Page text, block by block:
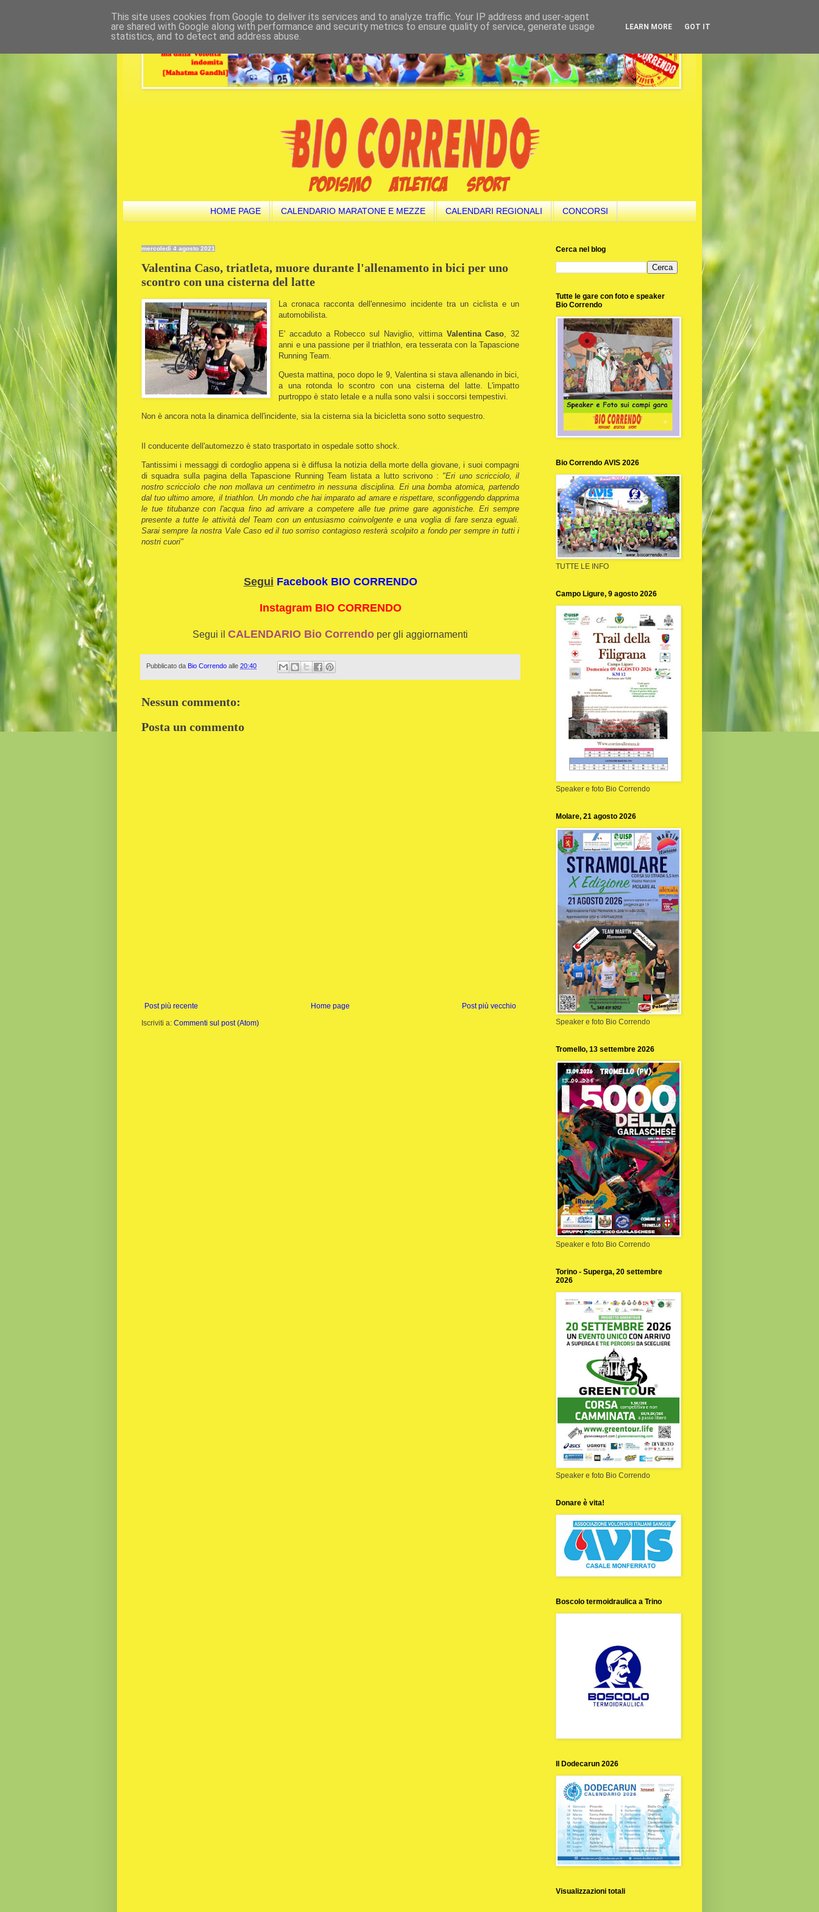
HOME PAGE CALENDARIO MARATONE E MEZZE CALENDARI REGIONALI CONCORSI
mercoledì 4 agosto 2021
Valentina Caso, triatleta, muore durante l'allenamento in bici per uno
scontro con una cisterna del latte
La cronaca racconta dell'ennesimo incidente tra un ciclista e un
automobilista.
E' accaduto a Robecco sul Naviglio, vittima Valentina Caso, 32
anni e una passione per il triathlon, era tesserata con la Tapascione
Running Team.
Questa mattina, poco dopo le 9, Valentina si stava allenando in bici,
a una rotonda lo scontro con una cisterna del latte. L'impatto
purtroppo è stato letale e a nulla sono valsi i soccorsi tempestivi.
Non è ancora nota la dinamica dell'incidente, sia la cisterna sia la bicicletta sono sotto sequestro.
Il conducente dell'automezzo è stato trasportato in ospedale sotto shock.
Tantissimi i messaggi di cordoglio appena si è diffusa la notizia della morte della giovane, i suoi compagni
di squadra sulla pagina della Tapascione Running Team listata a lutto scrivono : "Eri uno scricciolo, il
nostro scricciolo che non mollava un centimetro in nessuna disciplina. Eri una bomba atomica, partendo
dal tuo ultimo amore, il triathlon. Un mondo che hai imparato ad amare e rispettare, sconfiggendo dapprima
le tue titubanze con l'acqua fino ad arrivare a competere alle tue prime gare agonistiche. Eri sempre
presente a tutte le attività del Team con un entusiasmo coinvolgente e una voglia di fare senza eguali.
Sarai sempre la nostra Vale Caso ed il tuo sorriso contagioso resterà scolpito a fondo per sempre in tutti i
nostri cuori"
Segui Facebook BIO CORRENDO
Instagram BIO CORRENDO
Segui il CALENDARIO Bio Correndo per gli aggiornamenti
Pubblicato da Bio Correndo alle 20:40
Nessun commento:
Posta un commento
Post più recente Post più vecchio
Home page
Iscriviti a: Commenti sul post (Atom)
Cerca nel blog
Tutte le gare con foto e speaker
Bio Correndo
Bio Correndo AVIS 2026
TUTTE LE INFO
Campo Ligure, 9 agosto 2026
Speaker e foto Bio Correndo
Molare, 21 agosto 2026
Speaker e foto Bio Correndo
Tromello, 13 settembre 2026
Speaker e foto Bio Correndo
Torino - Superga, 20 settembre
2026
Speaker e foto Bio Correndo
Donare è vita!
Boscolo termoidraulica a Trino
Il Dodecarun 2026
Visualizzazioni totali
This site uses cookies from Google to deliver its services and to analyze traffic. Your IP address and user-agent
are shared with Google along with performance and security metrics to ensure quality of service, generate usage
statistics, and to detect and address abuse.
LEARN MORE GOT IT